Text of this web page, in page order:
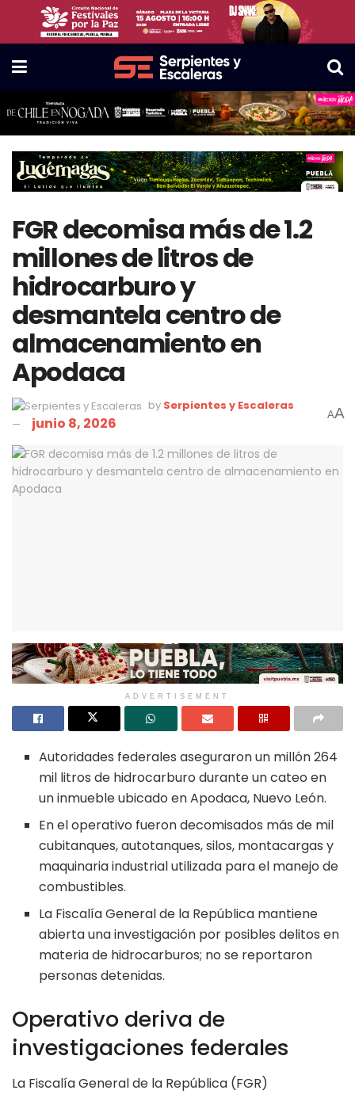
FGR decomisa más de 1.2
millones de litros de
hidrocarburo y
desmantela centro de
almacenamiento en
Apodaca
by Serpientes y Escaleras
junio 8, 2026 AA
ADVERTISEMENT
Autoridades federales aseguraron un millón 264
mil litros de hidrocarburo durante un cateo en
un inmueble ubicado en Apodaca, Nuevo León.
En el operativo fueron decomisados más de mil
cubitanques, autotanques, silos, montacargas y
maquinaria industrial utilizada para el manejo de
combustibles.
La Fiscalía General de la República mantiene
abierta una investigación por posibles delitos en
materia de hidrocarburos; no se reportaron
personas detenidas.
Operativo deriva de
investigaciones federales
La Fiscalía General de la República (FGR)